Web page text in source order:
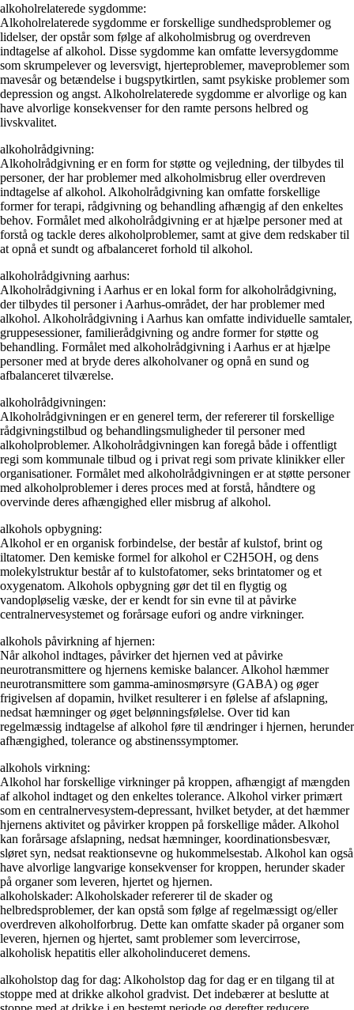
alkoholrelaterede sygdomme:
Alkoholrelaterede sygdomme er forskellige sundhedsproblemer og
lidelser, der opstår som følge af alkoholmisbrug og overdreven
indtagelse af alkohol. Disse sygdomme kan omfatte leversygdomme
som skrumpelever og leversvigt, hjerteproblemer, maveproblemer som
mavesår og betændelse i bugspytkirtlen, samt psykiske problemer som
depression og angst. Alkoholrelaterede sygdomme er alvorlige og kan
have alvorlige konsekvenser for den ramte persons helbred og
livskvalitet.
alkoholrådgivning:
Alkoholrådgivning er en form for støtte og vejledning, der tilbydes til
personer, der har problemer med alkoholmisbrug eller overdreven
indtagelse af alkohol. Alkoholrådgivning kan omfatte forskellige
former for terapi, rådgivning og behandling afhængig af den enkeltes
behov. Formålet med alkoholrådgivning er at hjælpe personer med at
forstå og tackle deres alkoholproblemer, samt at give dem redskaber til
at opnå et sundt og afbalanceret forhold til alkohol.
alkoholrådgivning aarhus:
Alkoholrådgivning i Aarhus er en lokal form for alkoholrådgivning,
der tilbydes til personer i Aarhus-området, der har problemer med
alkohol. Alkoholrådgivning i Aarhus kan omfatte individuelle samtaler,
gruppesessioner, familierådgivning og andre former for støtte og
behandling. Formålet med alkoholrådgivning i Aarhus er at hjælpe
personer med at bryde deres alkoholvaner og opnå en sund og
afbalanceret tilværelse.
alkoholrådgivningen:
Alkoholrådgivningen er en generel term, der refererer til forskellige
rådgivningstilbud og behandlingsmuligheder til personer med
alkoholproblemer. Alkoholrådgivningen kan foregå både i offentligt
regi som kommunale tilbud og i privat regi som private klinikker eller
organisationer. Formålet med alkoholrådgivningen er at støtte personer
med alkoholproblemer i deres proces med at forstå, håndtere og
overvinde deres afhængighed eller misbrug af alkohol.
alkohols opbygning:
Alkohol er en organisk forbindelse, der består af kulstof, brint og
iltatomer. Den kemiske formel for alkohol er C2H5OH, og dens
molekylstruktur består af to kulstofatomer, seks brintatomer og et
oxygenatom. Alkohols opbygning gør det til en flygtig og
vandopløselig væske, der er kendt for sin evne til at påvirke
centralnervesystemet og forårsage eufori og andre virkninger.
alkohols påvirkning af hjernen:
Når alkohol indtages, påvirker det hjernen ved at påvirke
neurotransmittere og hjernens kemiske balancer. Alkohol hæmmer
neurotransmittere som gamma-aminosmørsyre (GABA) og øger
frigivelsen af dopamin, hvilket resulterer i en følelse af afslapning,
nedsat hæmninger og øget belønningsfølelse. Over tid kan
regelmæssig indtagelse af alkohol føre til ændringer i hjernen, herunder
afhængighed, tolerance og abstinenssymptomer.
alkohols virkning:
Alkohol har forskellige virkninger på kroppen, afhængigt af mængden
af alkohol indtaget og den enkeltes tolerance. Alkohol virker primært
som en centralnervesystem-depressant, hvilket betyder, at det hæmmer
hjernens aktivitet og påvirker kroppen på forskellige måder. Alkohol
kan forårsage afslapning, nedsat hæmninger, koordinationsbesvær,
sløret syn, nedsat reaktionsevne og hukommelsestab. Alkohol kan også
have alvorlige langvarige konsekvenser for kroppen, herunder skader
på organer som leveren, hjertet og hjernen.
alkoholskader: Alkoholskader refererer til de skader og
helbredsproblemer, der kan opstå som følge af regelmæssigt og/eller
overdreven alkoholforbrug. Dette kan omfatte skader på organer som
leveren, hjernen og hjertet, samt problemer som levercirrose,
alkoholisk hepatitis eller alkoholinduceret demens.
alkoholstop dag for dag: Alkoholstop dag for dag er en tilgang til at
stoppe med at drikke alkohol gradvist. Det indebærer at beslutte at